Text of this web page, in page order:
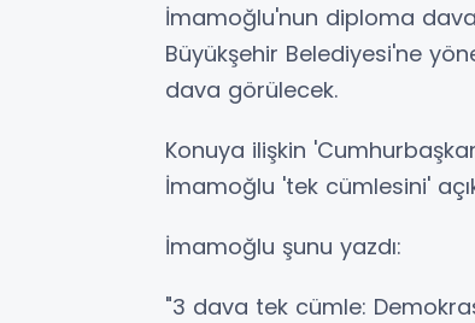
İmamoğlu'nun diploma
Büyükşehir Belediyesi'ne
dava görülecek.
Konuya ilişkin
İmamoğlu 'tek cümlesini'
İmamoğlu şunu yazdı:
"3 dava tek cümle: